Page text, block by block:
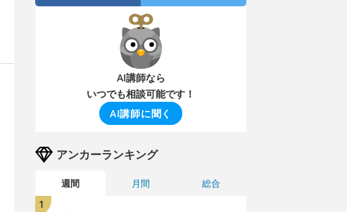
AI講師なら
いつでも相談可能です！
AI講師に聞く
アンカーランキング
週間 月間 総合
1